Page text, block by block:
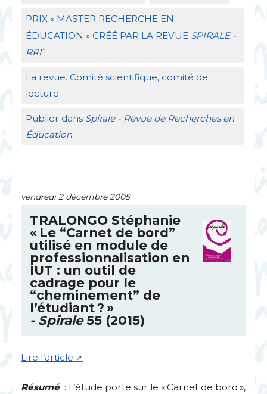
PRIX« MASTER RECHERCHE EN
ÉDUCATION » CRÉÉ PAR LA REVUE SPIRALE-
RRÉ
La revue. Comité scientifique, comité de
lecture.
Publier dans Spirale - Revue de Recherches en
Éducation
vendredi 2 décembre 2005
TRALONGO Stéphanie
« Le “Carnet de bord”
utilisé en module de
professionnalisation en
IUT : un outil de
cadrage pour le
“cheminement” de
l’étudiant?»
- Spirale55 (2015)
Lire l’article
Résumé : L’étude porte sur le «Carnet de bord »,